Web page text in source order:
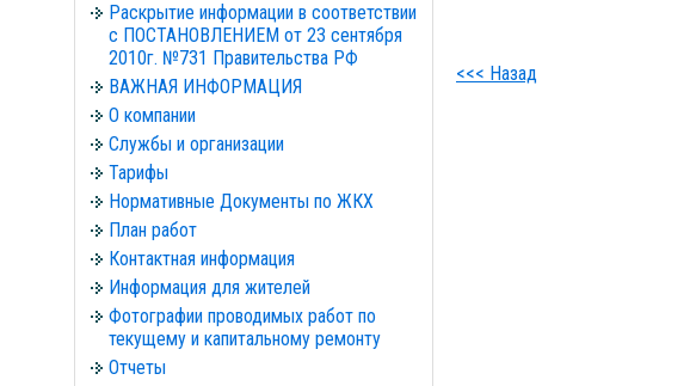
Раскрытие информации в соответствии
с ПОСТАНОВЛЕНИЕМ от 23 сентября
2010г. №731 Правительства РФ
ВАЖНАЯ ИНФОРМАЦИЯ
О компании
Службы и организации
Тарифы
Нормативные Документы по ЖКХ
План работ
Контактная информация
Информация для жителей
Фотографии проводимых работ по
текущему и капитальному ремонту
Отчеты
<<< Назад